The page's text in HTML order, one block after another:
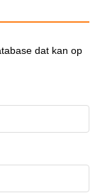
dat kan op